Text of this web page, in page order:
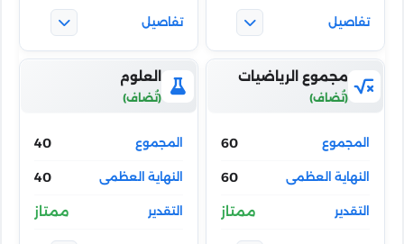
مجموع الرياضيات
60
60
ممتاز
العلوم
40
40
ممتاز